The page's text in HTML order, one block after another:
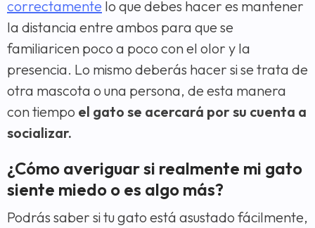
correctamente lo que debes hacer es mantener
la distancia entre ambos para que se
familiaricen poco a poco con el olor y la
presencia. Lo mismo deberás hacer si se trata de
otra mascota o una persona, de esta manera
con tiempo el gato se acercará por su cuenta a
socializar.
¿Cómo averiguar si realmente mi gato
siente miedo o es algo más?
Podrás saber si tu gato está asustado fácilmente,